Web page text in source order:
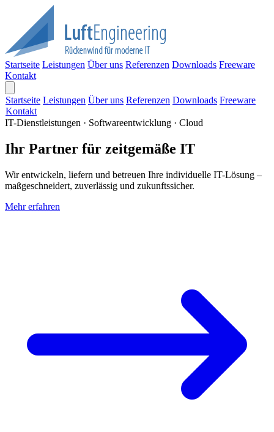
Startseite Leistungen Über uns Referenzen Downloads Freeware
Kontakt
Startseite Leistungen Über uns Referenzen Downloads Freeware
Kontakt
IT-Dienstleistungen · Softwareentwicklung · Cloud
Ihr Partner für zeitgemäße IT
Wir entwickeln, liefern und betreuen Ihre individuelle IT-Lösung –
maßgeschneidert, zuverlässig und zukunftssicher.
Mehr erfahren